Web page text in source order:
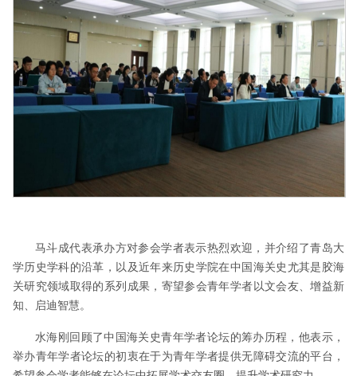
马斗成代表承办方对参会学者表示热烈欢迎，并介绍了青岛大
学历史学科的沿革，以及近年来历史学院在中国海关史尤其是胶海
关研究领域取得的系列成果，寄望参会青年学者以文会友、增益新
知、启迪智慧。
水海刚回顾了中国海关史青年学者论坛的筹办历程，他表示，
举办青年学者论坛的初衷在于为青年学者提供无障碍交流的平台，